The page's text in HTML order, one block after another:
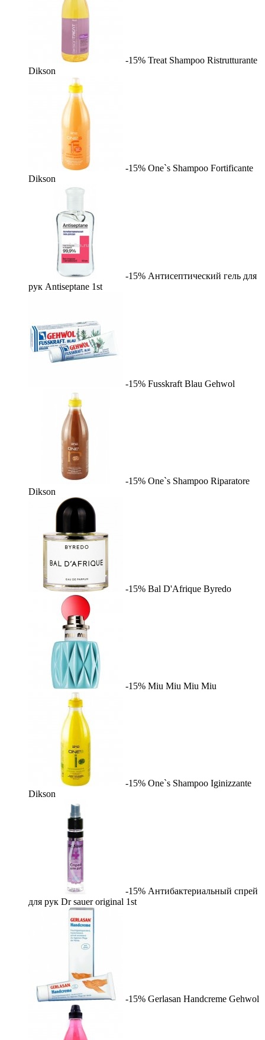
-15% Treat Shampoo Ristrutturante
Dikson
-15% One`s Shampoo Fortificante
Dikson
-15% Антисептический гель для
рук Antiseptane 1st
-15% Fusskraft Blau Gehwol
-15% One`s Shampoo Riparatore
Dikson
-15% Bal D'Afrique Byredo
-15% Miu Miu Miu Miu
-15% One`s Shampoo Iginizzante
Dikson
-15% Антибактериальный спрей
для рук Dr sauer original 1st
-15% Gerlasan Handcreme Gehwol